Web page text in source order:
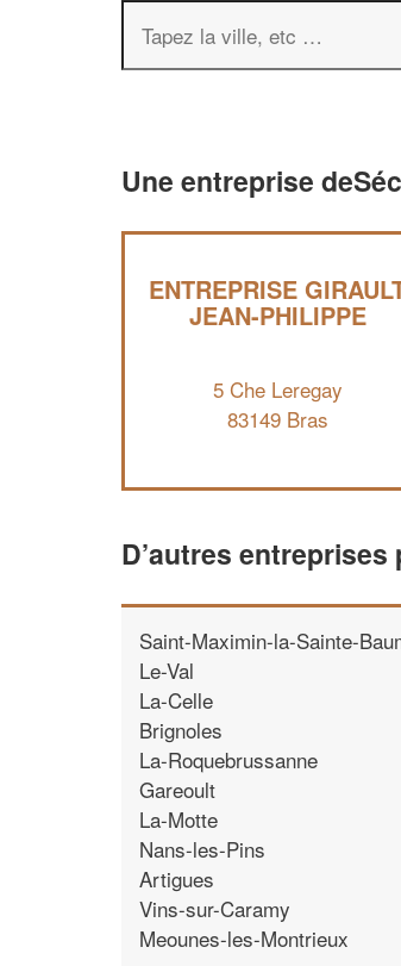
Une entreprise
ENTREPRISE
JEAN-PHILIPPE
5 Che Leregay
83149 Bras
D’autres
Saint-Maximin-la-Sainte-
Le-Val
La-Celle
Brignoles
La-Roquebrussanne
Gareoult
La-Motte
Nans-les-Pins
Artigues
Vins-sur-Caramy
Meounes-les-Montrieux